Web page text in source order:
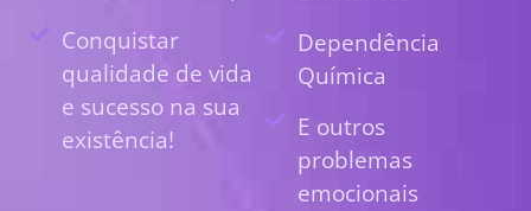
Conquistar
qualidade de vida
e sucesso na sua
existência!
Dependência
Química
E outros
problemas
emocionais